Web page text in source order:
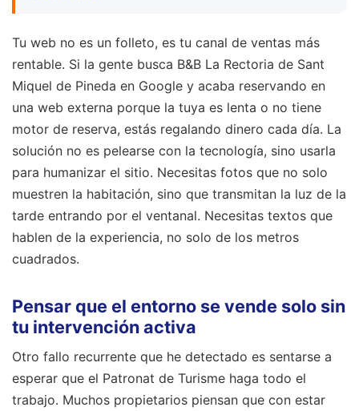
Tu web no es un folleto, es tu canal de ventas más
rentable. Si la gente busca B&B La Rectoria de Sant
Miquel de Pineda en Google y acaba reservando en
una web externa porque la tuya es lenta o no tiene
motor de reserva, estás regalando dinero cada día. La
solución no es pelearse con la tecnología, sino usarla
para humanizar el sitio. Necesitas fotos que no solo
muestren la habitación, sino que transmitan la luz de la
tarde entrando por el ventanal. Necesitas textos que
hablen de la experiencia, no solo de los metros
cuadrados.
Pensar que el entorno se vende solo sin
tu intervención activa
Otro fallo recurrente que he detectado es sentarse a
esperar que el Patronat de Turisme haga todo el
trabajo. Muchos propietarios piensan que con estar